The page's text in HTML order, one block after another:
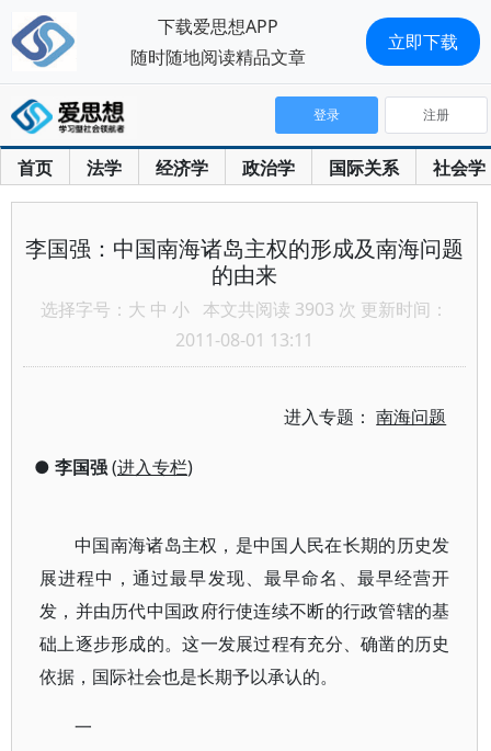
首页 法学 经济学 政治学 国际关系 社会学
登录 注册
李国强：中国南海诸岛主权的形成及南海问题
的由来
选择字号： 大 中 小 本文共阅读 3903 次 更新时间：
2011-08-01 13:11
进入专题：南海问题
● 李国强(进入专栏)
中国南海诸岛主权，是中国人民在长期的历史发
展进程中，通过最早发现、最早命名、最早经营开
发，并由历代中国政府行使连续不断的行政管辖的基
础上逐步形成的。这一发展过程有充分、确凿的历史
依据，国际社会也是长期予以承认的。
一
下载爱思想APP
随时随地阅读精品文章
立即下载